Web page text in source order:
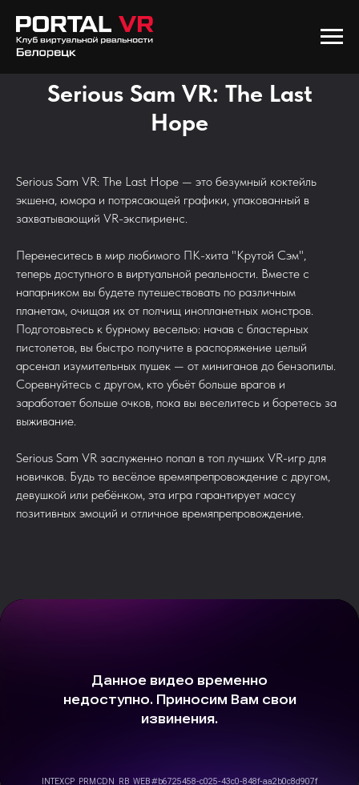
Serious Sam VR: The Last
Hope
Serious Sam VR: The Last Hope — это безумный коктейль
экшена, юмора и потрясающей графики, упакованный в
захватывающий VR-экспириенс.
Перенеситесь в мир любимого ПК-хита "Крутой Сэм",
теперь доступного в виртуальной реальности. Вместе с
напарником вы будете путешествовать по различным
планетам, очищая их от полчищ инопланетных монстров.
Подготовьтесь к бурному веселью: начав с бластерных
пистолетов, вы быстро получите в распоряжение целый
арсенал изумительных пушек — от миниганов до бензопилы.
Соревнуйтесь с другом, кто убьёт больше врагов и
заработает больше очков, пока вы веселитесь и боретесь за
выживание.
Serious Sam VR заслуженно попал в топ лучших VR-игр для
новичков. Будь то весёлое времяпрепровождение с другом,
девушкой или ребёнком, эта игра гарантирует массу
позитивных эмоций и отличное времяпрепровождение.